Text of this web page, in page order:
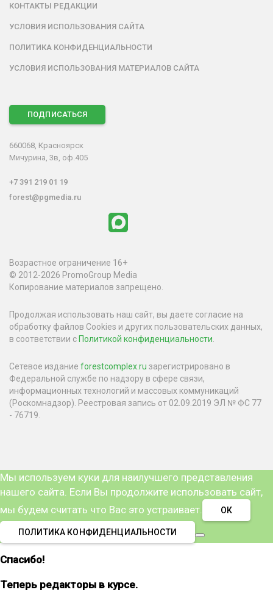
КОНТАКТЫ РЕДАКЦИИ
УСЛОВИЯ ИСПОЛЬЗОВАНИЯ САЙТА
ПОЛИТИКА КОНФИДЕНЦИАЛЬНОСТИ
УСЛОВИЯ ИСПОЛЬЗОВАНИЯ МАТЕРИАЛОВ САЙТА
ПОДПИСАТЬСЯ
660068, Красноярск
Мичурина, 3в, оф.405
+7 391 219 01 19
forest@pgmedia.ru
Возрастное ограничение 16+
© 2012-2026 PromoGroup Media
Копирование материалов запрещено.
Продолжая использовать наш сайт, вы даете согласие на
обработку файлов Cookies и других пользовательских данных,
в соответствии с Политикой конфиденциальности.
Сетевое издание forestcomplex.ru зарегистрировано в
Федеральной службе по надзору в сфере связи,
информационных технологий и массовых коммуникаций
(Роскомнадзор). Реестровая запись от 02.09.2019 ЭЛ № ФС 77
- 76719.
Мы используем куки для наилучшего представления
нашего сайта. Если Вы продолжите использовать сайт,
мы будем считать что Вас это устраивает.
ОК
ПОЛИТИКА КОНФИДЕНЦИАЛЬНОСТИ
Спасибо!
Теперь редакторы в курсе.